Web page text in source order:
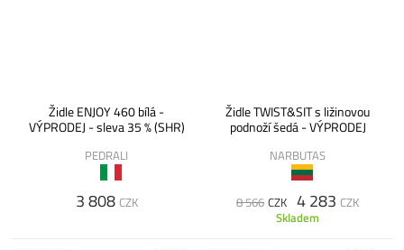
Židle ENJOY 460 bílá -
VÝPRODEJ - sleva 35 % (SHR)
PEDRALI
3 808 CZK
Židle TWIST&SIT s ližinovou
podnoží šedá - VÝPRODEJ
NARBUTAS
8 566 CZK 4 283 CZK
Skladem